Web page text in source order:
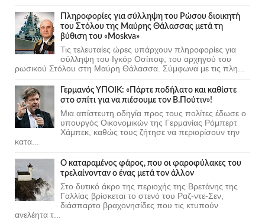
Πληροφορίες για σύλληψη του Ρώσου διοικητή
του Στόλου της Mαύρης Θάλασσας μετά τη
βύθιση του «Moskva»
Τις τελευταίες ώρες υπάρχουν πληροφορίες για
σύλληψη του Ιγκόρ Οσίποφ, του αρχηγού του
ρωσικού Στόλου στη Μαύρη Θάλασσα. Σύμφωνα με τις πλη...
Γερμανός ΥΠΟΙΚ: «Πάρτε ποδήλατο και καθίστε
στο σπίτι για να πιέσουμε τον Β.Πούτιν»!
Μια απίστευτη οδηγία προς τους πολίτες έδωσε ο
υπουργός Οικονομικών της Γερμανίας Ρόμπερτ
Χάμπεκ, καθώς τους ζήτησε να περιορίσουν την
κατα...
Ο καταραμένος φάρος, που οι φαροφύλακες του
τρελαίνονταν ο ένας μετά τον άλλον
Στο δυτικό άκρο της περιοχής της Βρετάνης της
Γαλλίας βρίσκεται το στενό του Ραζ-ντε-Σεν,
διάσπαρτο βραχονησίδες που τις κτυπούν
ανελέητα τ...